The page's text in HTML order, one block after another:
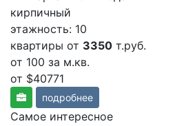
кирпичный
этажность: 10
квартиры от 3350 т.руб.
от 100 за м.кв.
от $40771
подробнее
Самое интересное